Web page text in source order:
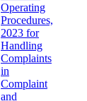
Operating
Procedures,
2023 for
Handling
Complaints
in
Complaint
and